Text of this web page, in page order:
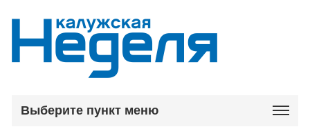
Выберите пункт меню